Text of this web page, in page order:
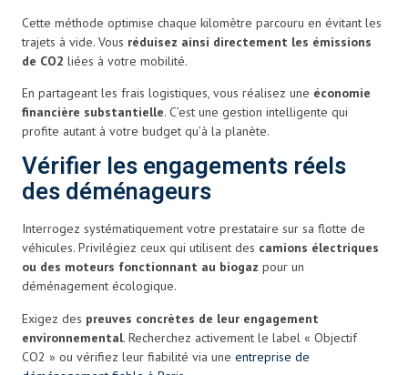
Cette méthode optimise chaque kilomètre parcouru en évitant les
trajets à vide. Vous réduisez ainsi directement les émissions
de CO2 liées à votre mobilité.
En partageant les frais logistiques, vous réalisez une économie
financière substantielle. C’est une gestion intelligente qui
profite autant à votre budget qu’à la planète.
Vérifier les engagements réels
des déménageurs
Interrogez systématiquement votre prestataire sur sa flotte de
véhicules. Privilégiez ceux qui utilisent des camions électriques
ou des moteurs fonctionnant au biogaz pour un
déménagement écologique.
Exigez des preuves concrètes de leur engagement
environnemental. Recherchez activement le label « Objectif
CO2 » ou vérifiez leur fiabilité via une entreprise de